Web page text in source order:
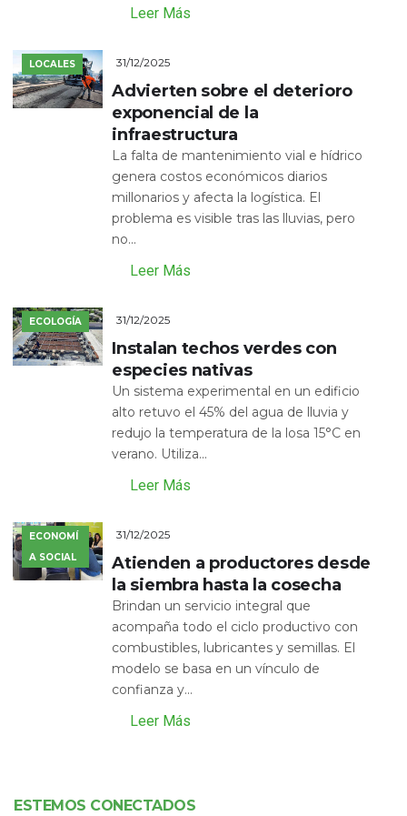
Leer Más
LOCALES 31/12/2025
Advierten sobre el deterioro
exponencial de la
infraestructura
La falta de mantenimiento vial e hídrico
genera costos económicos diarios
millonarios y afecta la logística. El
problema es visible tras las lluvias, pero
no...
Leer Más
ECOLOGÍA 31/12/2025
Instalan techos verdes con
especies nativas
Un sistema experimental en un edificio
alto retuvo el 45% del agua de lluvia y
redujo la temperatura de la losa 15°C en
verano. Utiliza...
Leer Más
ECONOMÍ
A SOCIAL
31/12/2025
Atienden a productores desde
la siembra hasta la cosecha
Brindan un servicio integral que
acompaña todo el ciclo productivo con
combustibles, lubricantes y semillas. El
modelo se basa en un vínculo de
confianza y...
Leer Más
ESTEMOS CONECTADOS